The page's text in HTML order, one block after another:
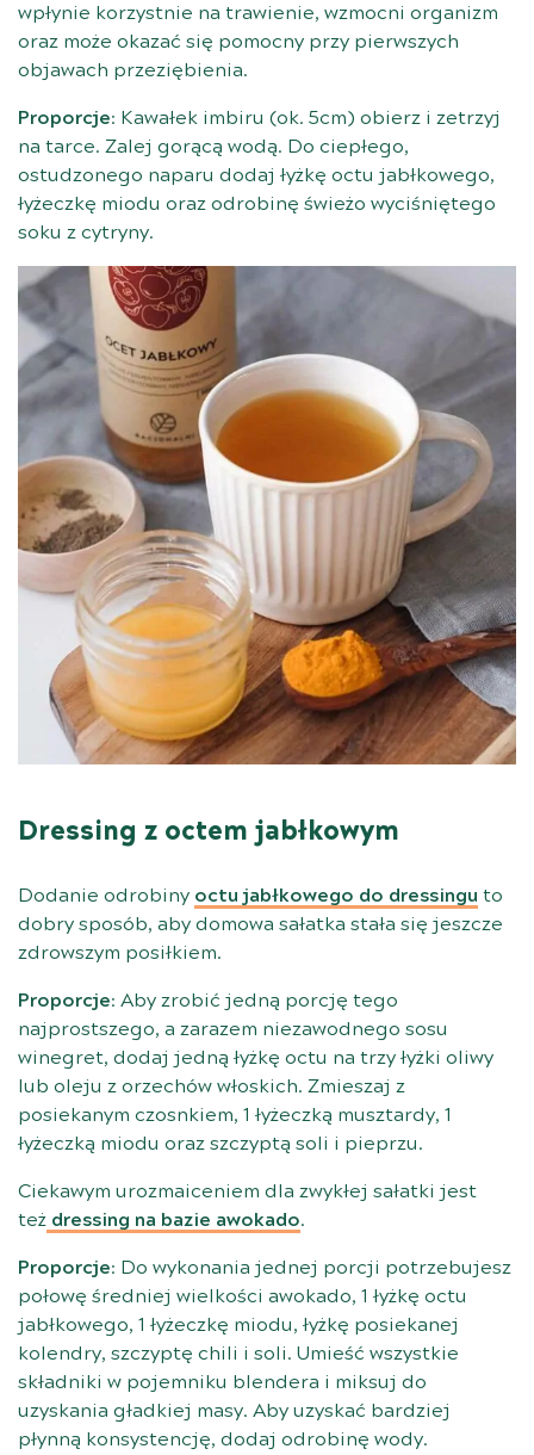
wpłynie korzystnie na trawienie, wzmocni organizm
oraz może okazać się pomocny przy pierwszych
objawach przeziębienia.
Proporcje: Kawałek imbiru (ok. 5cm) obierz i zetrzyj
na tarce. Zalej gorącą wodą. Do ciepłego,
ostudzonego naparu dodaj łyżkę octu jabłkowego,
łyżeczkę miodu oraz odrobinę świeżo wyciśniętego
soku z cytryny.
Dressing z octem jabłkowym
Dodanie odrobiny octu jabłkowego do dressingu to
dobry sposób, aby domowa sałatka stała się jeszcze
zdrowszym posiłkiem.
Proporcje: Aby zrobić jedną porcję tego
najprostszego, a zarazem niezawodnego sosu
winegret, dodaj jedną łyżkę octu na trzy łyżki oliwy
lub oleju z orzechów włoskich. Zmieszaj z
posiekanym czosnkiem, 1 łyżeczką musztardy, 1
łyżeczką miodu oraz szczyptą soli i pieprzu.
Ciekawym urozmaiceniem dla zwykłej sałatki jest
też dressing na bazie awokado.
Proporcje: Do wykonania jednej porcji potrzebujesz
połowę średniej wielkości awokado, 1 łyżkę octu
jabłkowego, 1 łyżeczkę miodu, łyżkę posiekanej
kolendry, szczyptę chili i soli. Umieść wszystkie
składniki w pojemniku blendera i miksuj do
uzyskania gładkiej masy. Aby uzyskać bardziej
płynną konsystencję, dodaj odrobinę wody.